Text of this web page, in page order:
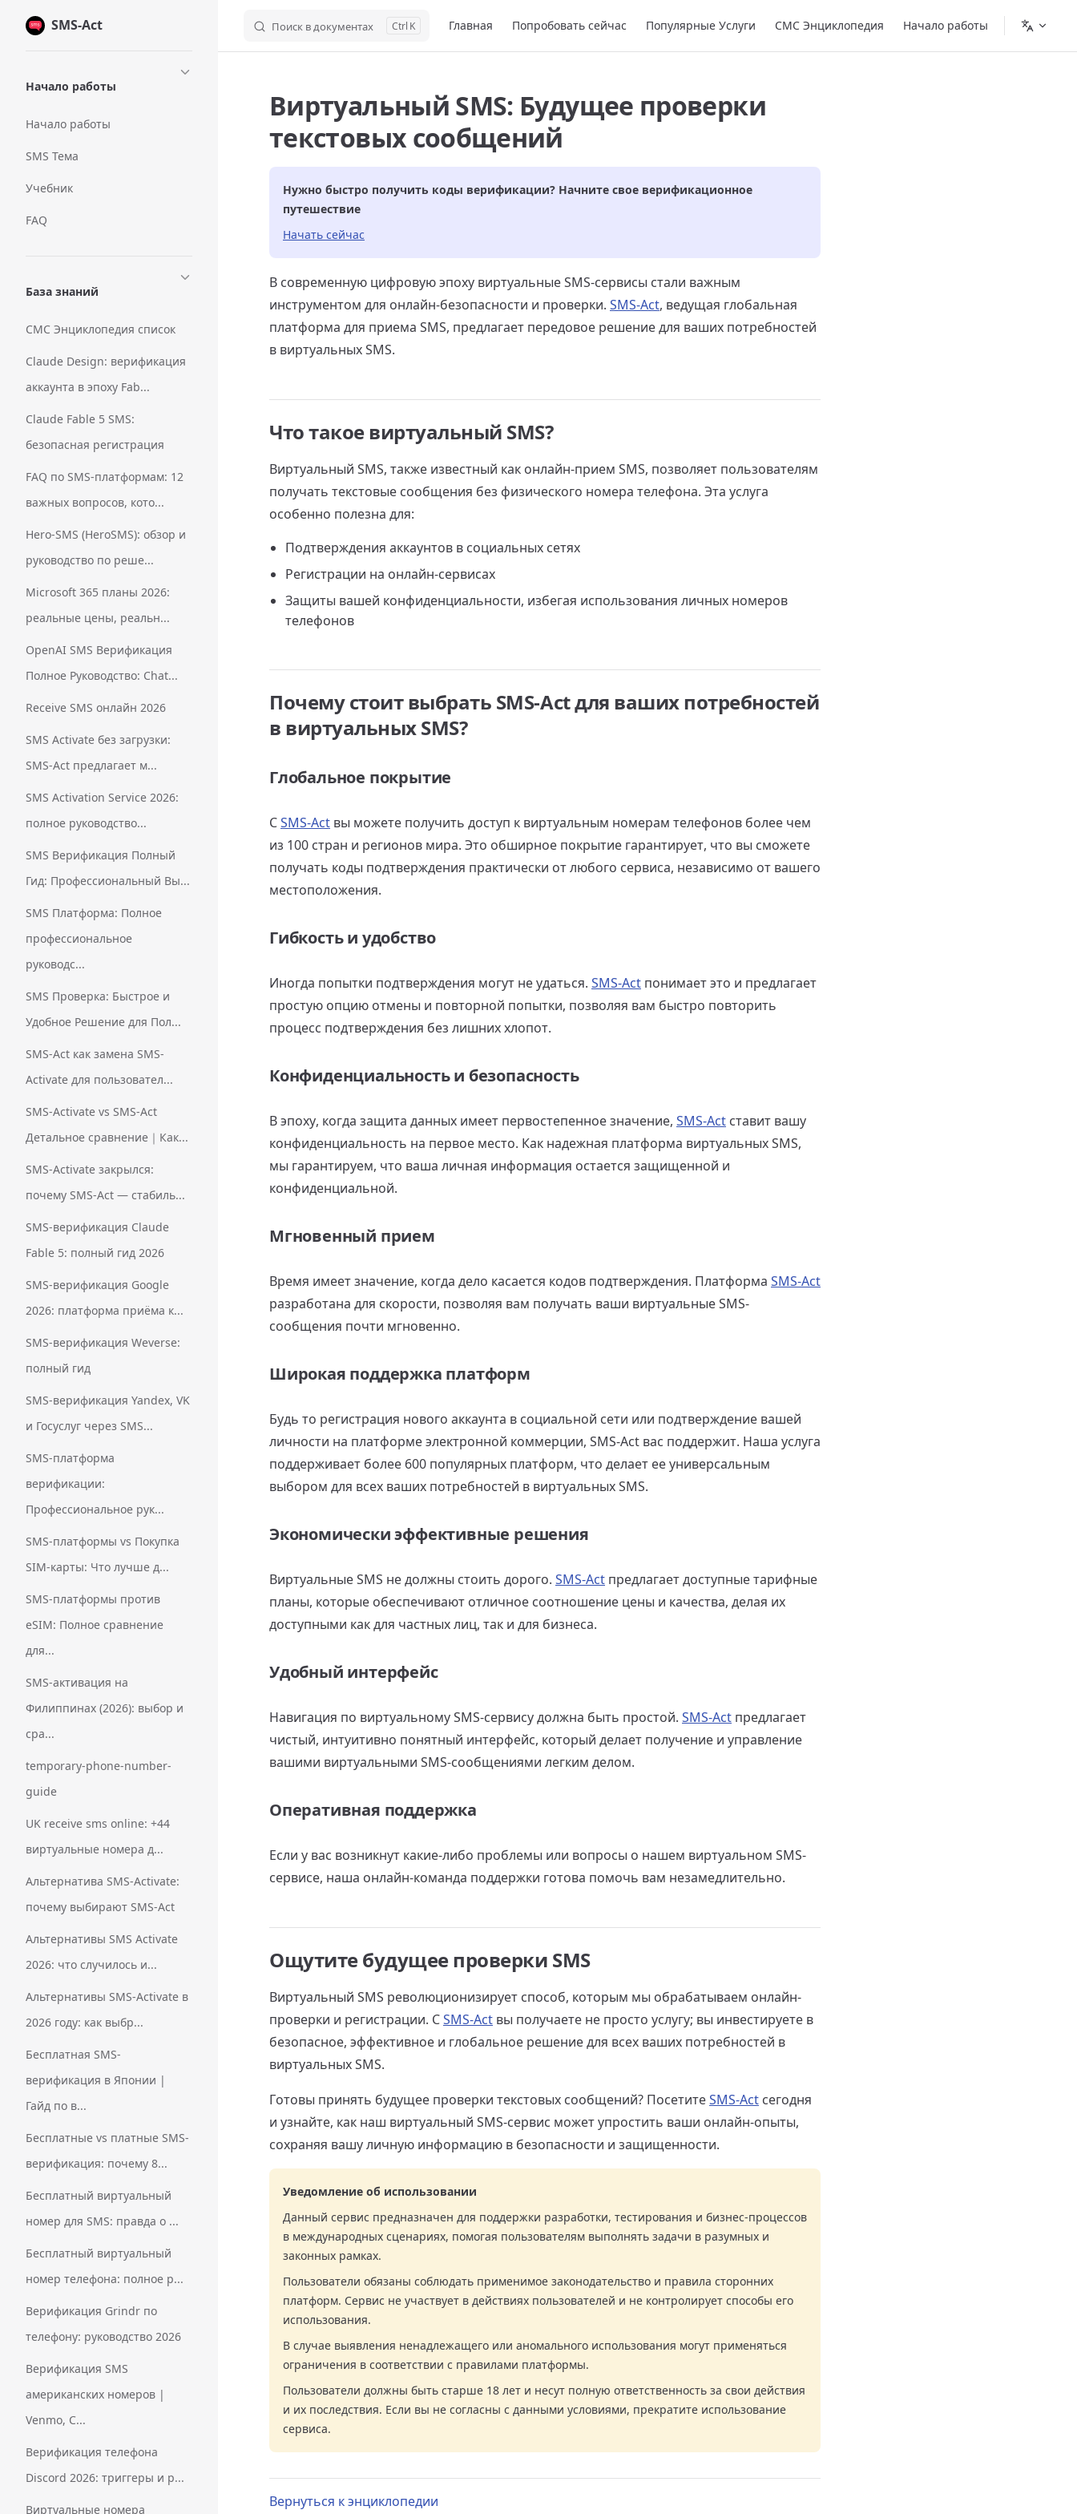
Skip to content
SMS-Act Поиск в документах K Главная Попробовать сейчас Популярные Услуги СМС Энциклопедия Начало работы
Начало работы
Начало работы
SMS Тема
Учебник
FAQ
База знаний
СМС Энциклопедия список
Claude Design: верификация
аккаунта в эпоху Fab...
Claude Fable 5 SMS:
безопасная регистрация
FAQ по SMS-платформам: 12
важных вопросов, кото...
Hero-SMS (HeroSMS): обзор и
руководство по реше...
Microsoft 365 планы 2026:
реальные цены, реальн...
OpenAI SMS Верификация
Полное Руководство: Chat...
Receive SMS онлайн 2026
SMS Activate без загрузки:
SMS-Act предлагает м...
SMS Activation Service 2026:
полное руководство...
SMS Верификация Полный
Гид: Профессиональный Вы...
SMS Платформа: Полное
профессиональное
руководс...
SMS Проверка: Быстрое и
Удобное Решение для Пол...
SMS-Act как замена SMS-
Activate для пользовател...
SMS-Activate vs SMS-Act
Детальное сравнение｜Как...
SMS-Activate закрылся:
почему SMS-Act — стабиль...
SMS-верификация Claude
Fable 5: полный гид 2026
SMS-верификация Google
2026: платформа приёма к...
SMS-верификация Weverse:
полный гид
SMS-верификация Yandex, VK
и Госуслуг через SMS...
SMS-платформа
верификации:
Профессиональное рук...
SMS-платформы vs Покупка
SIM-карты: Что лучше д...
SMS-платформы против
eSIM: Полное сравнение
для...
SMS‑активация на
Филиппинах (2026): выбор и
сра...
temporary-phone-number-
guide
UK receive sms online: +44
виртуальные номера д...
Альтернатива SMS-Activate:
почему выбирают SMS-Act
Альтернативы SMS Activate
2026: что случилось и...
Альтернативы SMS-Activate в
2026 году: как выбр...
Бесплатная SMS-
верификация в Японии |
Гайд по в...
Бесплатные vs платные SMS-
верификация: почему 8...
Бесплатный виртуальный
номер для SMS: правда о ...
Бесплатный виртуальный
номер телефона: полное р...
Верификация Grindr по
телефону: руководство 2026
Верификация SMS
американских номеров |
Venmo, C...
Верификация телефона
Discord 2026: триггеры и р...
Виртуальные номера
Виртуальный SMS: Будущее проверки
текстовых сообщений
Нужно быстро получить коды верификации? Начните свое верификационное
путешествие
Начать сейчас
В современную цифровую эпоху виртуальные SMS-сервисы стали важным
инструментом для онлайн-безопасности и проверки. SMS-Act, ведущая глобальная
платформа для приема SMS, предлагает передовое решение для ваших потребностей
в виртуальных SMS.
Что такое виртуальный SMS?
Виртуальный SMS, также известный как онлайн-прием SMS, позволяет пользователям
получать текстовые сообщения без физического номера телефона. Эта услуга
особенно полезна для:
Подтверждения аккаунтов в социальных сетях
Регистрации на онлайн-сервисах
Защиты вашей конфиденциальности, избегая использования личных номеров
телефонов
Почему стоит выбрать SMS-Act для ваших потребностей
в виртуальных SMS?
Глобальное покрытие
СSMS-Act вы можете получить доступ к виртуальным номерам телефонов более чем
из 100 стран и регионов мира. Это обширное покрытие гарантирует, что вы сможете
получать коды подтверждения практически от любого сервиса, независимо от вашего
местоположения.
Гибкость и удобство
Иногда попытки подтверждения могут не удаться. SMS-Act понимает это и предлагает
простую опцию отмены и повторной попытки, позволяя вам быстро повторить
процесс подтверждения без лишних хлопот.
Конфиденциальность и безопасность
В эпоху, когда защита данных имеет первостепенное значение, SMS-Act ставит вашу
конфиденциальность на первое место. Как надежная платформа виртуальных SMS,
мы гарантируем, что ваша личная информация остается защищенной и
конфиденциальной.
Мгновенный прием
Время имеет значение, когда дело касается кодов подтверждения. Платформа SMS-Act
разработана для скорости, позволяя вам получать ваши виртуальные SMS-
сообщения почти мгновенно.
Широкая поддержка платформ
Будь то регистрация нового аккаунта в социальной сети или подтверждение вашей
личности на платформе электронной коммерции, SMS-Act вас поддержит. Наша услуга
поддерживает более 600 популярных платформ, что делает ее универсальным
выбором для всех ваших потребностей в виртуальных SMS.
Экономически эффективные решения
Виртуальные SMS не должны стоить дорого. SMS-Act предлагает доступные тарифные
планы, которые обеспечивают отличное соотношение цены и качества, делая их
доступными как для частных лиц, так и для бизнеса.
Удобный интерфейс
Навигация по виртуальному SMS-сервису должна быть простой. SMS-Act предлагает
чистый, интуитивно понятный интерфейс, который делает получение и управление
вашими виртуальными SMS-сообщениями легким делом.
Оперативная поддержка
Если у вас возникнут какие-либо проблемы или вопросы о нашем виртуальном SMS-
сервисе, наша онлайн-команда поддержки готова помочь вам незамедлительно.
Ощутите будущее проверки SMS
Виртуальный SMS революционизирует способ, которым мы обрабатываем онлайн-
проверки и регистрации. СSMS-Act вы получаете не просто услугу; вы инвестируете в
безопасное, эффективное и глобальное решение для всех ваших потребностей в
виртуальных SMS.
Готовы принять будущее проверки текстовых сообщений? ПосетитеSMS-Act сегодня
и узнайте, как наш виртуальный SMS-сервис может упростить ваши онлайн-опыты,
сохраняя вашу личную информацию в безопасности и защищенности.
Уведомление об использовании
Данный сервис предназначен для поддержки разработки, тестирования и бизнес-процессов
в международных сценариях, помогая пользователям выполнять задачи в разумных и
законных рамках.
Пользователи обязаны соблюдать применимое законодательство и правила сторонних
платформ. Сервис не участвует в действиях пользователей и не контролирует способы его
использования.
В случае выявления ненадлежащего или аномального использования могут применяться
ограничения в соответствии с правилами платформы.
Пользователи должны быть старше 18 лет и несут полную ответственность за свои действия
и их последствия. Если вы не согласны с данными условиями, прекратите использование
сервиса.
Вернуться к энциклопедии